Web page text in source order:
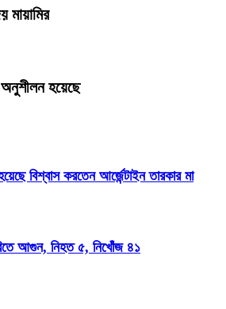
হয়েছে
বিশ্বাস করতেন আর্জেন্টাইন তারকার মা
আগুন, নিহত ৫, নিখোঁজ ৪১